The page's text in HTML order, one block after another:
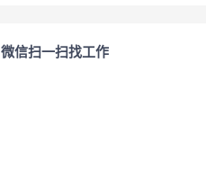
微信扫一扫找工作